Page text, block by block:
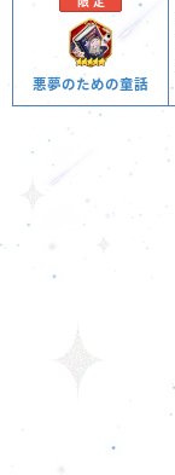
悪夢のための童話